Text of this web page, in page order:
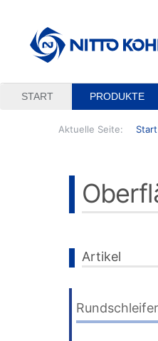
START PRODUKTE
Aktuelle Seite: Start
Artikel